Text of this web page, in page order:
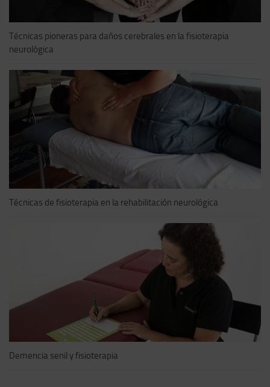
Técnicas pioneras para daños cerebrales en la fisioterapia
neurológica
Técnicas de fisioterapia en la rehabilitación neurológica
Demencia senil y fisioterapia